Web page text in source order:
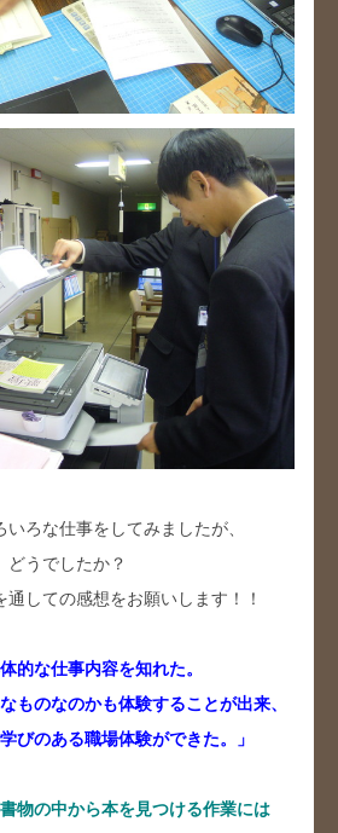
いろな仕事をしてみましたが、
どうでしたか？
通しての感想をお願いします！！
的な仕事内容を知れた。
ものなのかも体験することが出来、
びのある職場体験ができた。」
物の中から本を見つける作業には